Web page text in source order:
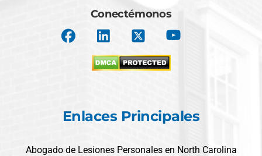
Conectémonos
Enlaces Principales
Abogado de Lesiones Personales en North Carolina